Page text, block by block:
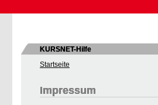
KURSNET-Hilfe
Startseite
Impressum